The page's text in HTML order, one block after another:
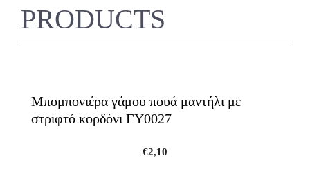
PRODUCTS
Μπομπονιέρα γάμου πουά μαντήλι με
στριφτό κορδόνι ΓΥ0027
€2,10